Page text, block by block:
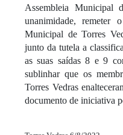
Assembleia Municipal
unanimidade, remeter
Municipal de Torres
junto da tutela a
as suas saídas 8 e 9
sublinhar que os
Torres Vedras
documento de iniciativa